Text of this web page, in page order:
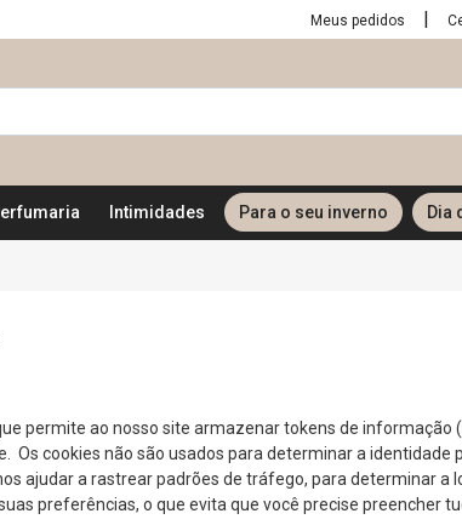
Meus pedidos
Intimidades Para o seu inverno Dia
permite ao nosso site armazenar tokens de informação
Os cookies não são usados ​​para determinar a identidade
ajudar a rastrear padrões de tráfego, para determinar a
preferências, o que evita que você precise preencher